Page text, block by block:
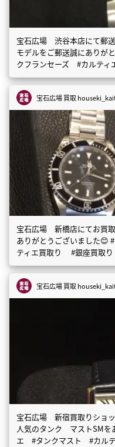
宝石広場 渋谷本店にて郵
モデルをご郵送誠にありが
クフランセーズ #カルテ
宝石広場 買取
宝石広場 新橋店にてお買
ありがとうございました😊
ティエ買取り #銀座買取
宝石広場 買取
宝石広場 新宿買取りショ
人気のタンク マストSMを
エ #タンクマスト #カル